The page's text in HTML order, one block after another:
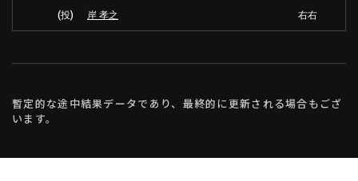
(投)
岸 孝之 右右
暫定的な途中結果データであり、最終的に更新される場合もござ
います。